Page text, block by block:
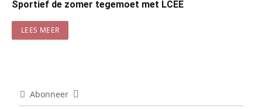
Sportief de zomer tegemoet met LCEE
LEES MEER
Abonneer